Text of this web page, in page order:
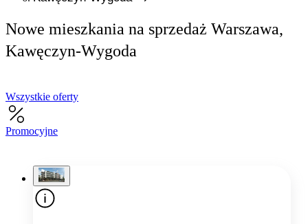
Nowe mieszkania na sprzedaż Warszawa,
Kawęczyn-Wygoda
Wszystkie oferty
Promocyjne